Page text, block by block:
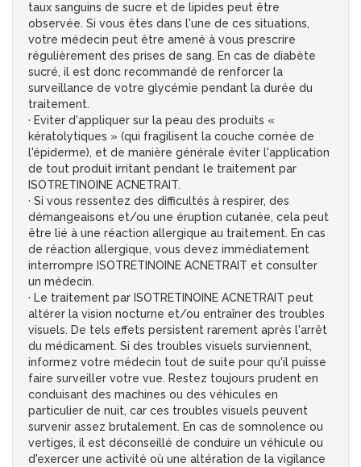
taux sanguins de sucre et de lipides peut être
observée. Si vous êtes dans l'une de ces situations,
votre médecin peut être amené à vous prescrire
régulièrement des prises de sang. En cas de diabète
sucré, il est donc recommandé de renforcer la
surveillance de votre glycémie pendant la durée du
traitement.
· Eviter d'appliquer sur la peau des produits «
kératolytiques » (qui fragilisent la couche cornée de
l'épiderme), et de manière générale éviter l'application
de tout produit irritant pendant le traitement par
ISOTRETINOINE ACNETRAIT.
· Si vous ressentez des difficultés à respirer, des
démangeaisons et/ou une éruption cutanée, cela peut
être lié à une réaction allergique au traitement. En cas
de réaction allergique, vous devez immédiatement
interrompre ISOTRETINOINE ACNETRAIT et consulter
un médecin.
· Le traitement par ISOTRETINOINE ACNETRAIT peut
altérer la vision nocturne et/ou entraîner des troubles
visuels. De tels effets persistent rarement après l'arrêt
du médicament. Si des troubles visuels surviennent,
informez votre médecin tout de suite pour qu'il puisse
faire surveiller votre vue. Restez toujours prudent en
conduisant des machines ou des véhicules en
particulier de nuit, car ces troubles visuels peuvent
survenir assez brutalement. En cas de somnolence ou
vertiges, il est déconseillé de conduire un véhicule ou
d'exercer une activité où une altération de la vigilance